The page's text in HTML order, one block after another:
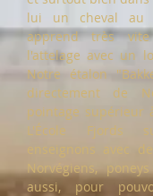
lui un cheval
apprend très
l'attelage avec un
Notre étalon
directement de
pointage supérieur
L'École Fjords
enseignons avec
Norvégiens,
aussi, pour